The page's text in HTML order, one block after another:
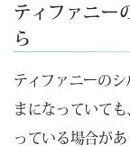
ティファニー
ら
ティファニーの
まになっていて
っている場合が